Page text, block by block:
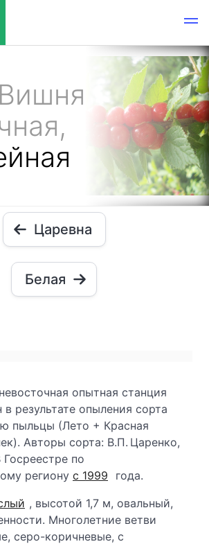
Царевна
Белая
опытная станция
результате опыления сорта
пыльцы (Лето + Красная
Авторы сорта: В.П. Царенко,
по
региону с 1999
года.
, высотой 1,7 м, овальный,
Многолетние ветви
серо-коричневые, с